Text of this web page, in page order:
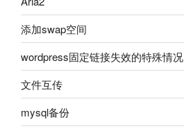
添加swap空间
wordpress固定链接失效的特殊情况
文件互传
mysql备份